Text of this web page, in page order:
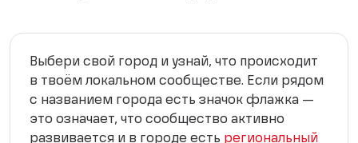
Выбери свой город и узнай, что происходит
в твоём локальном сообществе. Если рядом
с названием города есть значок флажка —
это означает, что сообщество активно
развивается и в городе есть региональный